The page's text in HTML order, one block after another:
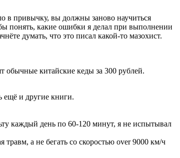
в привычку, вы должны заново научиться
понять, какие ошибки я делал при выполнении
думать, что это писал какой-то мазохист.
обычные китайские кеды за 300 рублей.
ещё и другие книги.
каждый день по 60-120 минут, я не испытывал
травм, а не бегать со скоростью over 9000 км/ч